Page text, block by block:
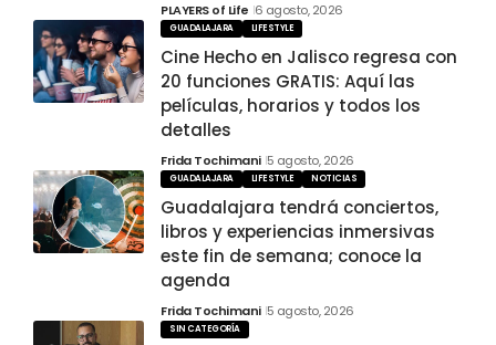
PLAYERS of Life 6 agosto, 2026
GUADALAJARA LIFESTYLE
Cine Hecho en Jalisco regresa con
20 funciones GRATIS: Aquí las
películas, horarios y todos los
detalles
Frida Tochimani 5 agosto, 2026
GUADALAJARA LIFESTYLE NOTICIAS
Guadalajara tendrá conciertos,
libros y experiencias inmersivas
este fin de semana; conoce la
agenda
Frida Tochimani 5 agosto, 2026
SIN CATEGORÍA